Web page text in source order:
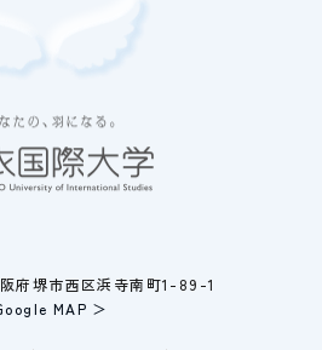
府堺市西区浜寺南町1-89-1
MAP ＞